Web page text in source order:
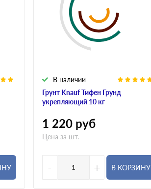
Грунт Knauf Тифен Грунд
укрепляющий 10 кг
В наличии
1 220 руб
Цена за шт.
- + В КОРЗИНУ